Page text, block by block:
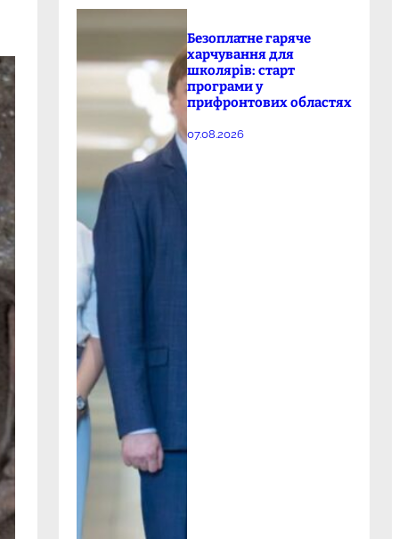
Безоплатне гаряче
харчування для
школярів: старт
програми у
прифронтових областях
07.08.2026